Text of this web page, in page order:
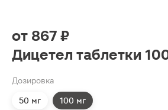
от 867 ₽
Дицетел таблетки
Дозировка
50 мг 100 мг